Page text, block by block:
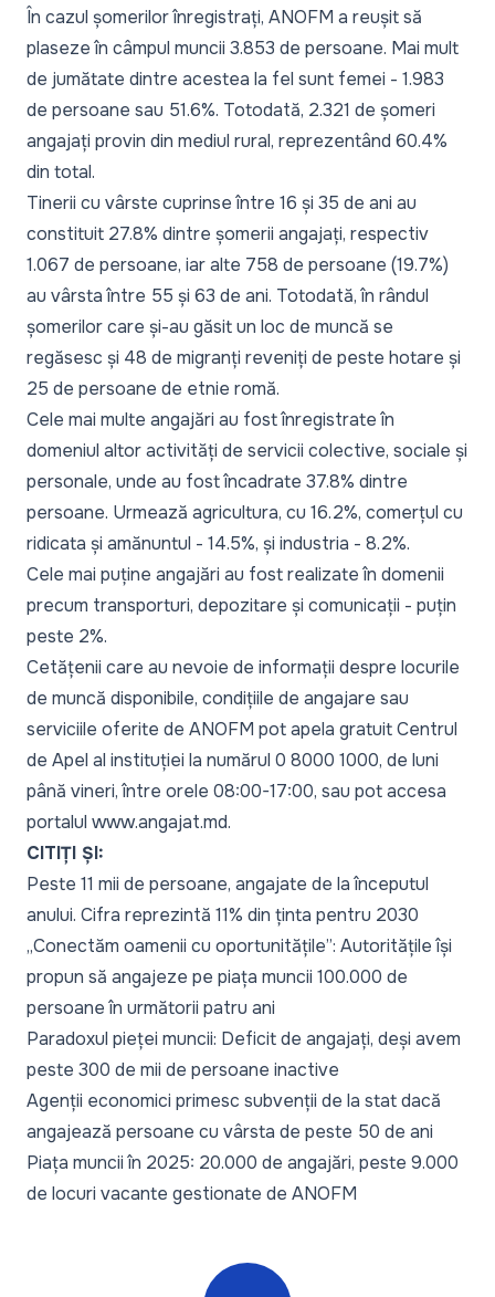
În cazul șomerilor înregistrați, ANOFM a reușit să
plaseze în câmpul muncii 3.853 de persoane. Mai mult
de jumătate dintre acestea la fel sunt femei - 1.983
de persoane sau 51.6%. Totodată, 2.321 de șomeri
angajați provin din mediul rural, reprezentând 60.4%
din total.
Tinerii cu vârste cuprinse între 16 și 35 de ani au
constituit 27.8% dintre șomerii angajați, respectiv
1.067 de persoane, iar alte 758 de persoane (19.7%)
au vârsta între 55 și 63 de ani. Totodată, în rândul
șomerilor care și-au găsit un loc de muncă se
regăsesc și 48 de migranți reveniți de peste hotare și
25 de persoane de etnie romă.
Cele mai multe angajări au fost înregistrate în
domeniul altor activități de servicii colective, sociale și
personale, unde au fost încadrate 37.8% dintre
persoane. Urmează agricultura, cu 16.2%, comerțul cu
ridicata și amănuntul - 14.5%, și industria - 8.2%.
Cele mai puține angajări au fost realizate în domenii
precum transporturi, depozitare și comunicații - puțin
peste 2%.
Cetățenii care au nevoie de informații despre locurile
de muncă disponibile, condițiile de angajare sau
serviciile oferite de ANOFM pot apela gratuit Centrul
de Apel al instituției la numărul 0 8000 1000, de luni
până vineri, între orele 08:00-17:00, sau pot accesa
portalul www.angajat.md.
CITIȚI ȘI:
Peste 11 mii de persoane, angajate de la începutul
anului. Cifra reprezintă 11% din ținta pentru 2030
„Conectăm oamenii cu oportunitățile”: Autoritățile își
propun să angajeze pe piața muncii 100.000 de
persoane în următorii patru ani
Paradoxul pieței muncii: Deficit de angajați, deși avem
peste 300 de mii de persoane inactive
Agenții economici primesc subvenții de la stat dacă
angajează persoane cu vârsta de peste 50 de ani
Piața muncii în 2025: 20.000 de angajări, peste 9.000
de locuri vacante gestionate de ANOFM